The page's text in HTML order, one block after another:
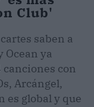
Club'
saben a
Ocean ya
con
Arcángel,
es global y que